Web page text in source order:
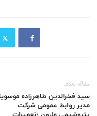
مقاله بعدی
سید فخرالدین طاهرزاده
مدیر روابط عمومی شرکت